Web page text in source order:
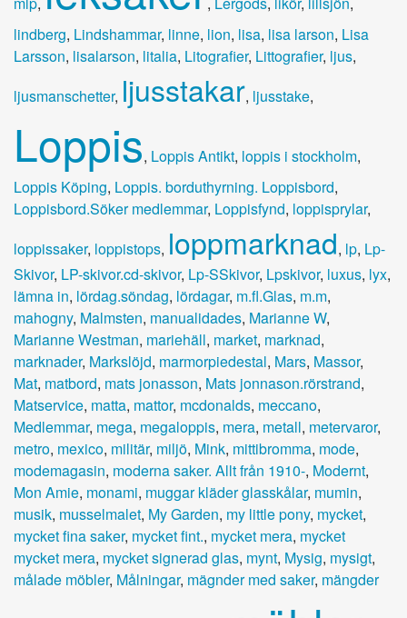
lindberg, Lindshammar, linne, lion, lisa, lisa larson, Lisa
Larsson, lisalarson, litalia, Litografier, Littografier, ljus,
ljusmanschetter, ljusstakar, ljusstake,
Loppis, Loppis Antikt, loppis i stockholm,
Loppis Köping, Loppis. borduthyrning. Loppisbord,
Loppisbord.Söker medlemmar, Loppisfynd, loppisprylar,
loppissaker, loppistops, loppmarknad, lp, Lp-
Skivor, LP-skivor.cd-skivor, Lp-SSkivor, Lpskivor, luxus, lyx,
lämna in, lördag.söndag, lördagar, m.fl.Glas, m.m,
mahogny, Malmsten, manualidades, Marianne W,
Marianne Westman, mariehäll, market, marknad,
marknader, Markslöjd, marmorpiedestal, Mars, Massor,
Mat, matbord, mats jonasson, Mats jonnason.rörstrand,
Matservice, matta, mattor, mcdonalds, meccano,
Medlemmar, mega, megaloppis, mera, metall, metervaror,
metro, mexico, militär, miljö, Mink, mittibromma, mode,
modemagasin, moderna saker. Allt från 1910-, Modernt,
Mon Amie, monami, muggar kläder glasskålar, mumin,
musik, musselmalet, My Garden, my little pony, mycket,
mycket fina saker, mycket fint., mycket mera, mycket
mycket mera, mycket signerad glas, mynt, Mysig, mysigt,
målade möbler, Målningar, mägnder med saker, mängder